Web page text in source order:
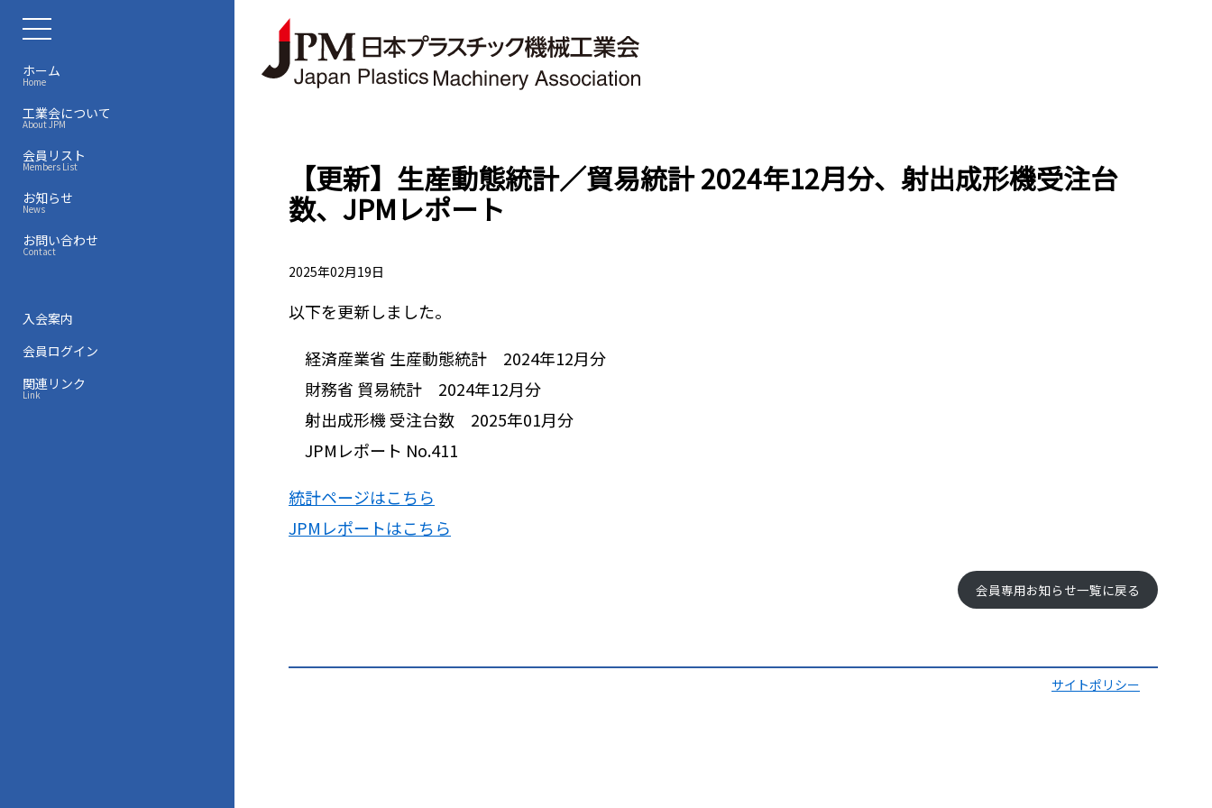
ホーム
Home
工業会について
About JPM
会員リスト
Members List
お知らせ
News
お問い合わせ
Contact
入会案内
会員ログイン
関連リンク
Link
【更新】生産動態統計／貿易統計 2024年12月分、射出成形機受注台
数、JPMレポート
2025年02月19日
以下を更新しました。
経済産業省 生産動態統計 2024年12月分
財務省 貿易統計 2024年12月分
射出成形機 受注台数 2025年01月分
JPMレポート No.411
統計ページはこちら
JPMレポートはこちら
会員専用お知らせ一覧に戻る
サイトポリシー